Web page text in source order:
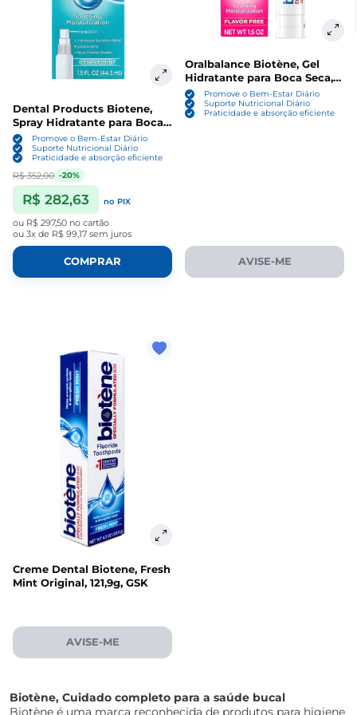
Dental Products Biotene,
Spray Hidratante para Boca
Seca, Sabor Hortelã Suave,
44,3ml, GSK
Promove o Bem-Estar Diário
Suporte Nutricional Diário
Praticidade e absorção eficiente
R$ 352,00 -20%
R$ 282,63 no PIX
ou R$ 297,50 no cartão
ou 3x de R$ 99,17 sem juros
COMPRAR
Oralbalance Biotène, Gel
Hidratante para Boca Seca,
42g, GSK
Promove o Bem-Estar Diário
Suporte Nutricional Diário
Praticidade e absorção eficiente
AVISE-ME
Creme Dental Biotene, Fresh
Mint Original, 121,9g, GSK
AVISE-ME
Biotène, Cuidado completo para a saúde bucal
Biotène é uma marca reconhecida de produtos para higiene